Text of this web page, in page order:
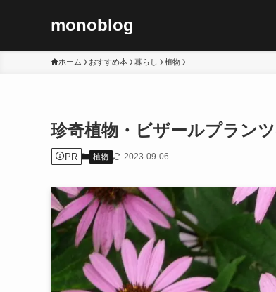
monoblog
ホーム おすすめ本 暮らし 植物
珍奇植物・ビザールプラン
PR 植物 2023-09-06